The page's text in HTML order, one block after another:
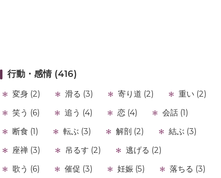
行動・感情 (416)
変身 (2) 滑る (3) 寄り道 (2)
重い (2)
笑う (6)
追う (4) 恋 (4)
会話 (1)
断食 (1)
転ぶ (3) 解剖 (2)
結ぶ (3)
座禅 (3)
吊るす (2)
逃げる (2)
歌う (6)
催促 (3) 妊娠 (5)
落ちる (3)